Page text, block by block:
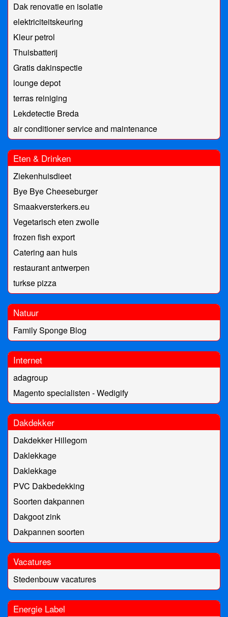
Dak renovatie en isolatie
elektriciteitskeuring
Kleur petrol
Thuisbatterij
Gratis dakinspectie
lounge depot
terras reiniging
Lekdetectie Breda
air conditioner service and maintenance
Eten & Drinken
Ziekenhuisdieet
Bye Bye Cheeseburger
Smaakversterkers.eu
Vegetarisch eten zwolle
frozen fish export
Catering aan huis
restaurant antwerpen
turkse pizza
Natuur
Family Sponge Blog
Internet
adagroup
Magento specialisten - Wedigify
Dakdekker
Dakdekker Hillegom
Daklekkage
Daklekkage
PVC Dakbedekking
Soorten dakpannen
Dakgoot zink
Dakpannen soorten
Vacatures
Stedenbouw vacatures
Energie Label